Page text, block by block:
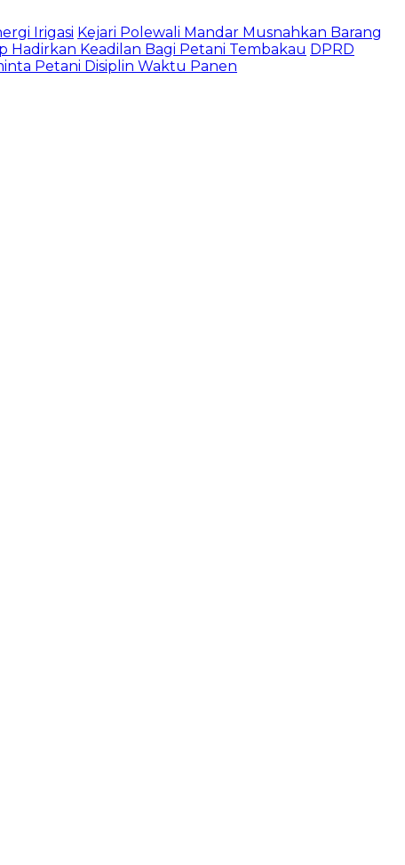
Irigasi Kejari Polewali Mandar Musnahkan Barang
Hadirkan Keadilan Bagi Petani Tembakau DPRD
Petani Disiplin Waktu Panen